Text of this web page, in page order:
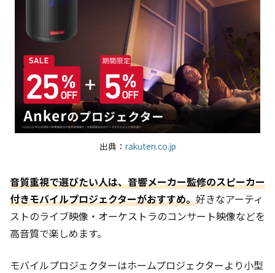
出典： rakuten.co.jp
音質重視で選びたい人は、音響メーカー監修のスピーカー
付きモバイルプロジェクターがおすすめ。好きなアーティ
ストのライブ映像・オーケストラのコンサート映像などを
高音質で楽しめます。
モバイルプロジェクターはホームプロジェクターより小型